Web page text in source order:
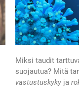
Miksi taudit
suojautua? Mitä
vastustuskyky ja